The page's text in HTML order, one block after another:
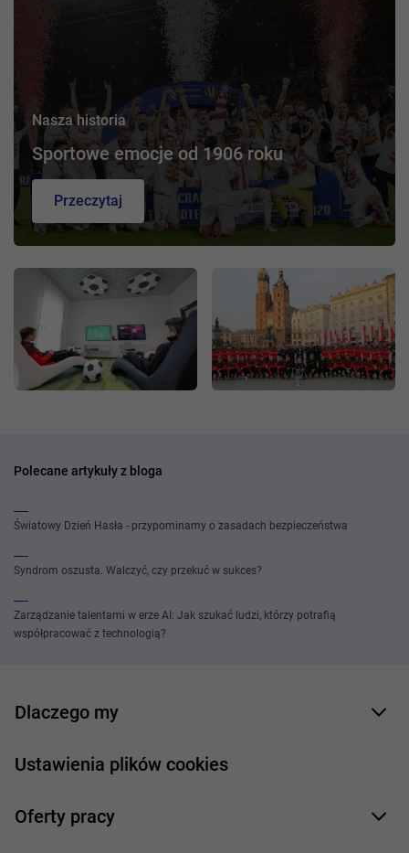
Nasza historia
Sportowe emocje od 1906 roku
Przeczytaj
Polecane artykuły z bloga
Światowy Dzień Hasła - przypominamy o zasadach bezpieczeństwa
Syndrom oszusta. Walczyć, czy przekuć w sukces?
Zarządzanie talentami w erze AI: Jak szukać ludzi, którzy potrafią
współpracować z technologią?
Dlaczego my
Nasi pracownicy
Nasze projekty
Ustawienia plików cookies
Oferty pracy